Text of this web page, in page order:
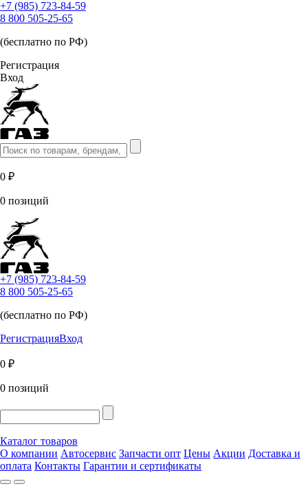
+7 (985) 723-84-59
8 800 505-25-65
(бесплатно по РФ)
Регистрация
Вход
0 ₽
0 позиций
+7 (985) 723-84-59
8 800 505-25-65
(бесплатно по РФ)
РегистрацияВход
0 ₽
0 позиций
Каталог товаров
О компании Автосервис Запчасти опт Цены Акции Доставка и
оплата Контакты Гарантии и сертификаты